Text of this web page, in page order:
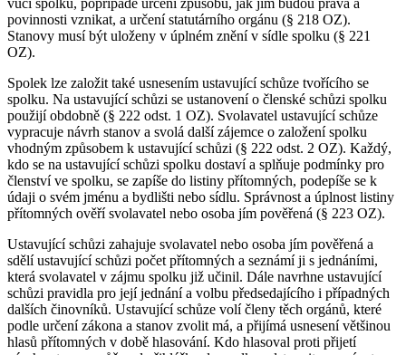
povinnosti vznikat, a určení statutárního orgánu (§ 218 OZ).
Stanovy musí být uloženy v úplném znění v sídle spolku (§ 221
OZ).
Spolek lze založit také usnesením ustavující schůze tvořícího se
spolku. Na ustavující schůzi se ustanovení o členské schůzi spolku
použijí obdobně (§ 222 odst. 1 OZ). Svolavatel ustavující schůze
vypracuje návrh stanov a svolá další zájemce o založení spolku
vhodným způsobem k ustavující schůzi (§ 222 odst. 2 OZ). Každý,
kdo se na ustavující schůzi spolku dostaví a splňuje podmínky pro
členství ve spolku, se zapíše do listiny přítomných, podepíše se k
údaji o svém jménu a bydlišti nebo sídlu. Správnost a úplnost listiny
přítomných ověří svolavatel nebo osoba jím pověřená (§ 223 OZ).
Ustavující schůzi zahajuje svolavatel nebo osoba jím pověřená a
sdělí ustavující schůzi počet přítomných a seznámí ji s jednáními,
která svolavatel v zájmu spolku již učinil. Dále navrhne ustavující
schůzi pravidla pro její jednání a volbu předsedajícího i případných
dalších činovníků. Ustavující schůze volí členy těch orgánů, které
podle určení zákona a stanov zvolit má, a přijímá usnesení většinou
hlasů přítomných v době hlasování. Kdo hlasoval proti přijetí